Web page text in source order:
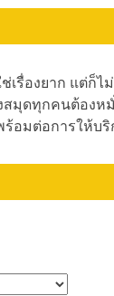
เรื่องยาก แต่ก็ไ
มุดทุกคนต้องหมั่
อมต่อการให้บริ